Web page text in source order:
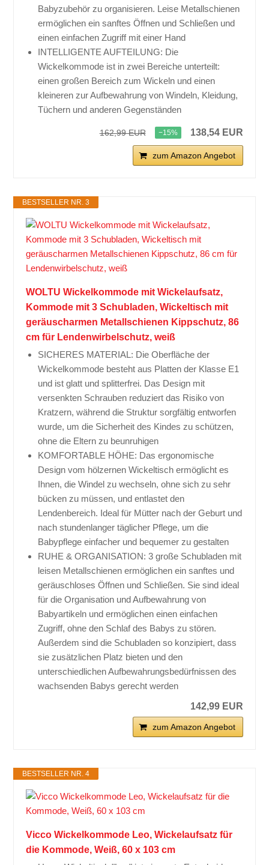
Babyzubehör zu organisieren. Leise Metallschienen
ermöglichen ein sanftes Öffnen und Schließen und
einen einfachen Zugriff mit einer Hand
INTELLIGENTE AUFTEILUNG: Die
Wickelkommode ist in zwei Bereiche unterteilt:
einen großen Bereich zum Wickeln und einen
kleineren zur Aufbewahrung von Windeln, Kleidung,
Tüchern und anderen Gegenständen
162,99 EUR −15% 138,54 EUR
zum Amazon Angebot
BESTSELLER NR. 3
WOLTU Wickelkommode mit Wickelaufsatz,
Kommode mit 3 Schubladen, Wickeltisch mit
geräuscharmen Metallschienen Kippschutz, 86
cm für Lendenwirbelschutz, weiß
SICHERES MATERIAL: Die Oberfläche der
Wickelkommode besteht aus Platten der Klasse E1
und ist glatt und splitterfrei. Das Design mit
versenkten Schrauben reduziert das Risiko von
Kratzern, während die Struktur sorgfältig entworfen
wurde, um die Sicherheit des Kindes zu schützen,
ohne die Eltern zu beunruhigen
KOMFORTABLE HÖHE: Das ergonomische
Design vom hölzernen Wickeltisch ermöglicht es
Ihnen, die Windel zu wechseln, ohne sich zu sehr
bücken zu müssen, und entlastet den
Lendenbereich. Ideal für Mütter nach der Geburt und
nach stundenlanger täglicher Pflege, um die
Babypflege einfacher und bequemer zu gestalten
RUHE & ORGANISATION: 3 große Schubladen mit
leisen Metallschienen ermöglichen ein sanftes und
geräuschloses Öffnen und Schließen. Sie sind ideal
für die Organisation und Aufbewahrung von
Babyartikeln und ermöglichen einen einfachen
Zugriff, ohne den Schlaf des Babys zu stören.
Außerdem sind die Schubladen so konzipiert, dass
sie zusätzlichen Platz bieten und den
unterschiedlichen Aufbewahrungsbedürfnissen des
wachsenden Babys gerecht werden
142,99 EUR
zum Amazon Angebot
BESTSELLER NR. 4
Vicco Wickelkommode Leo, Wickelaufsatz für
die Kommode, Weiß, 60 x 103 cm